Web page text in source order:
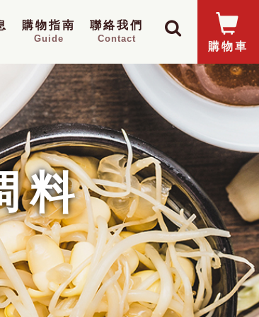
購物指南
Guide
聯絡我們
Contact
購物車
料